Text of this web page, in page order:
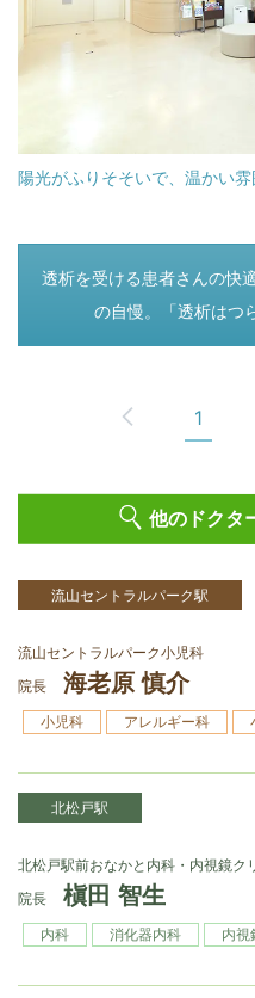
陽光がふりそそいで、温かい
つぎのペ
透析を受ける患者さんの快
の自慢。「透析はつ
1
他のドクタ
流山セントラルパーク駅
流山セントラルパーク小児科
院長
海老原 慎介
小児科 アレルギー科
北松戸駅
北松戸駅前おなかと内科・内視鏡ク
院長
槇田 智生
内科 消化器内科 内視